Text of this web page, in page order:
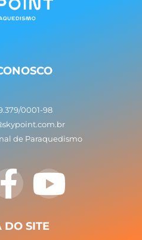
0001-98
de Paraquedismo
F
a
c
Y
o
u
DO SITE